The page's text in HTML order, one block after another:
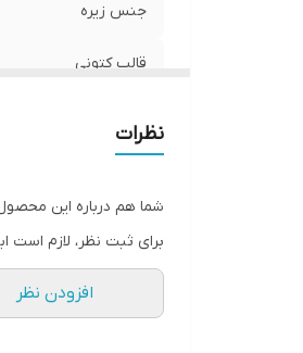
جنس زیره
قالب کتونی
نظرات
شما هم درباره این
برای ثبت نظر، لازم است
افزودن نظر